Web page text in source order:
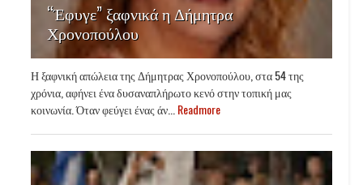
“Έφυγε” ξαφνικά η Δήμητρα
Χρονοπούλου
Η ξαφνική απώλεια της Δήμητρας Χρονοπούλου, στα 54 της
χρόνια, αφήνει ένα δυσαναπλήρωτο κενό στην τοπική μας
κοινωνία. Όταν φεύγει ένας άν...Readmore